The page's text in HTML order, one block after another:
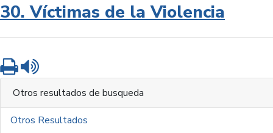
30. Víctimas de la Violencia
Imprimir
Otros resultados de busqueda
Otros Resultados